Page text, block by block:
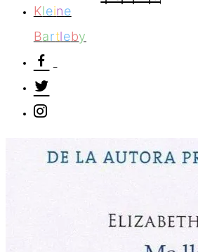
Kleine
Bartleby